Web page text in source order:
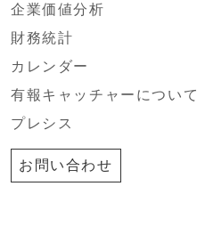
企業価値分析
財務統計
カレンダー
有報キャッチャーについて
プレシス
お問い合わせ